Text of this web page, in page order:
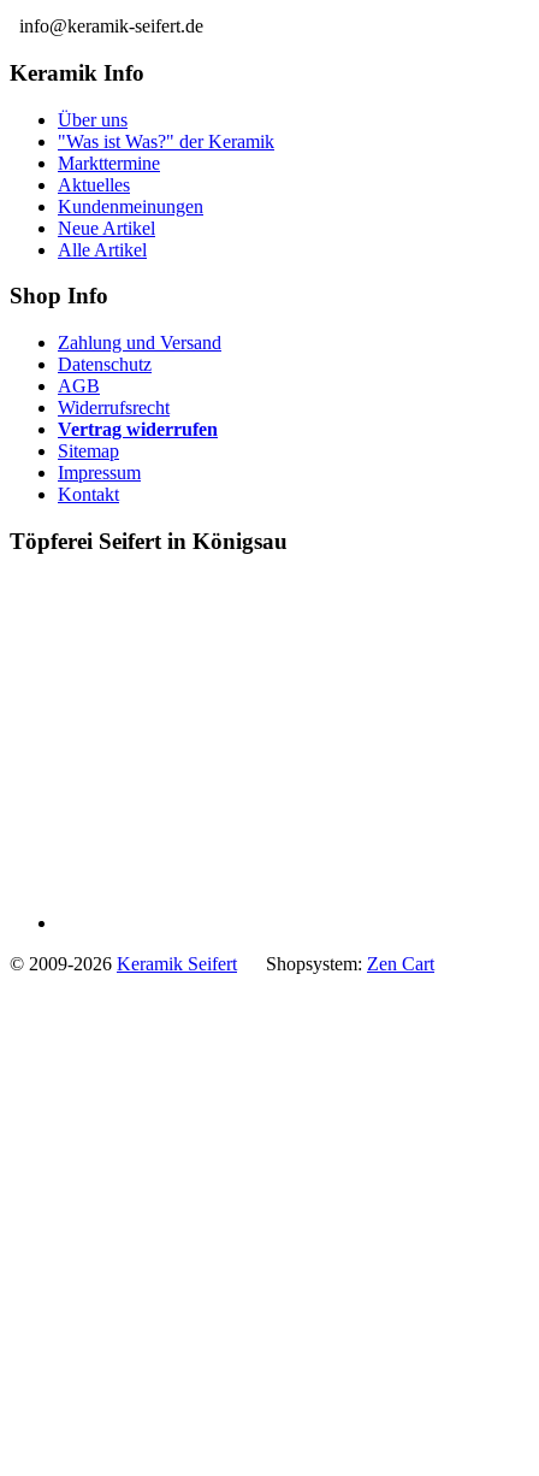
info@keramik-seifert.de
Keramik Info
Über uns
"Was ist Was?" der Keramik
Markttermine
Aktuelles
Kundenmeinungen
Neue Artikel
Alle Artikel
Shop Info
Zahlung und Versand
Datenschutz
AGB
Widerrufsrecht
Vertrag widerrufen
Sitemap
Impressum
Kontakt
Töpferei Seifert in Königsau
© 2009-2026 Keramik Seifert Shopsystem: Zen Cart